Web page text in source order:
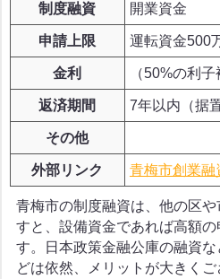
制度融資 開業資金
申請上限 運転資金500
金利 （50%の利子
返済期間 7年以内（据
その他
外部リンク 青梅市創業融
青梅市の制度融資は、他の区
すと、設備資金であれば高額
す。日本政策金融公庫の融資
どは依然、メリットが大きく